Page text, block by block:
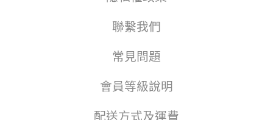
聯繫我們
常見問題
會員等級說明
配送方式及運費